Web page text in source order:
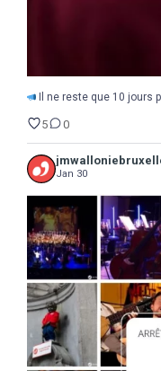
Il ne reste que 10 jours
5 0
Jan 30
2025 Une